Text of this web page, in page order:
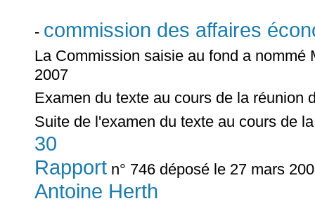
- commission des affaires
La Commission saisie au fond a nommé
2007
Examen du texte au cours de la réunion
Suite de l'examen du texte au cours de
30
Rapport n° 746 déposé le 27 mars
Antoine Herth